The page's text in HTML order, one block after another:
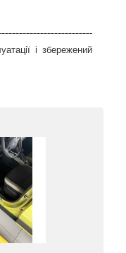
і збережений